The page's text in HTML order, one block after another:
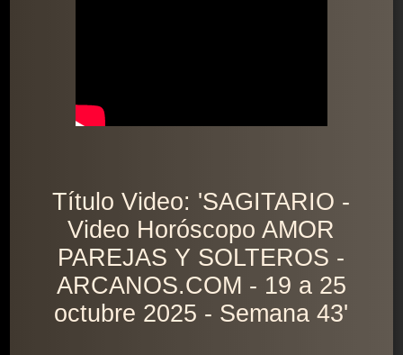
Título Video: 'SAGITARIO -
Video Horóscopo AMOR
PAREJAS Y SOLTEROS -
ARCANOS.COM - 19 a 25
octubre 2025 - Semana 43'